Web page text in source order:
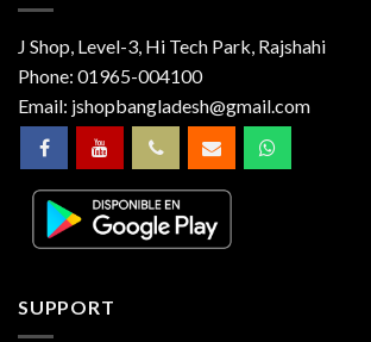
J Shop, Level-3, Hi Tech Park, Rajshahi
Phone: 01965-004100
Email: jshopbangladesh@gmail.com
SUPPORT